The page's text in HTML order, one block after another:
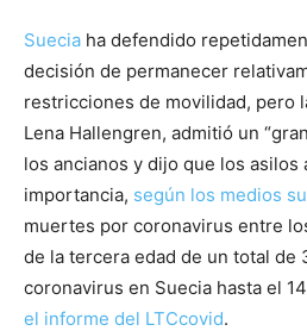
Suecia ha defendido
decisión de permanecer
restricciones de movilidad, pero
Lena Hallengren, admitió un
los ancianos y dijo que los asilos
importancia, según los medios
muertes por coronavirus entre
de la tercera edad de un total
coronavirus en Suecia hasta el
el informe del LTCcovid.